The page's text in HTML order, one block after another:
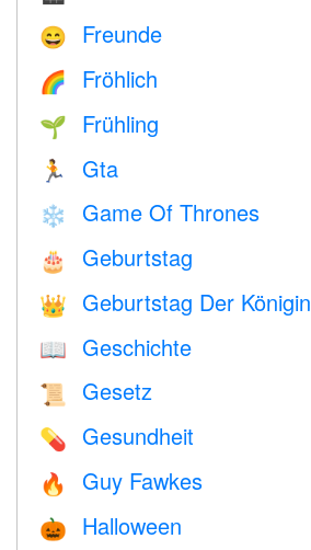
😄 Freunde
🌈 Fröhlich
🌱 Frühling
🏃 Gta
❄️ Game Of Thrones
🎂 Geburtstag
👑 Geburtstag Der Königin
📖 Geschichte
📜 Gesetz
💊 Gesundheit
🔥 Guy Fawkes
🎃 Halloween